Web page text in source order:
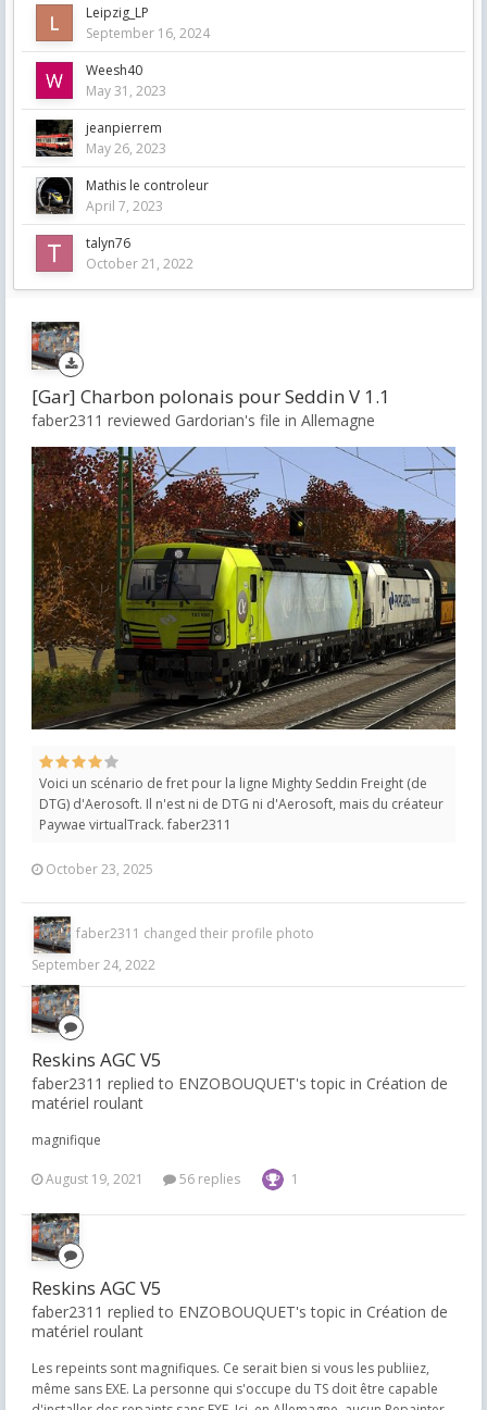
Leipzig_LP
September 16, 2024
Weesh40
May 31, 2023
jeanpierrem
May 26, 2023
Mathis le controleur
April 7, 2023
talyn76
October 21, 2022
[Gar] Charbon polonais pour Seddin V 1.1
faber2311 reviewed Gardorian's file in Allemagne
Voici un scénario de fret pour la ligne Mighty Seddin Freight (de
DTG) d'Aerosoft. Il n'est ni de DTG ni d'Aerosoft, mais du créateur
Paywae virtualTrack. faber2311
October 23, 2025
faber2311 changed their profile photo
September 24, 2022
Reskins AGC V5
faber2311 replied to ENZOBOUQUET's topic in Création de
matériel roulant
magnifique
August 19, 2021 56 replies 1
Reskins AGC V5
faber2311 replied to ENZOBOUQUET's topic in Création de
matériel roulant
Les repeints sont magnifiques. Ce serait bien si vous les publiiez,
même sans EXE. La personne qui s'occupe du TS doit être capable